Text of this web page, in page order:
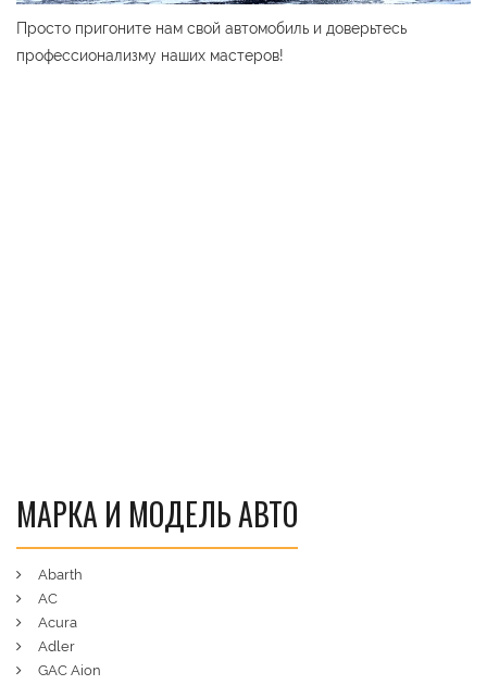
Просто пригоните нам свой автомобиль и доверьтесь
профессионализму наших мастеров!
МАРКА И МОДЕЛЬ АВТО
Abarth
AC
Acura
Adler
GAC Aion